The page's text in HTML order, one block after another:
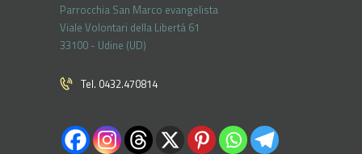
Parrocchia San Marco evangelista
Viale Volontari della Libertá 61
33100 - Udine (UD)
Tel. 0432.470814